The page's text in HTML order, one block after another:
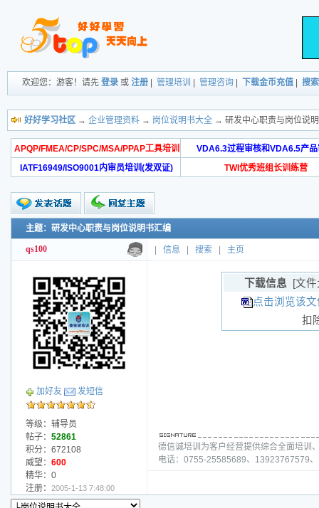
欢迎您：游客！请先 登录 或 注册 管理培训 管理咨询 下载金币充值 搜索
好好学习社区 → 企业管理资料 → 岗位说明书大全 → 研发中心职责与岗位说
APQP/FMEA/CP/SPC/MSA/PPAP工具培训
VDA6.3过程审核和VDA6.5产品
IATF16949/ISO9001内审员培训(发双证)
TWI优秀班组长训练营
主题：研发中心职责与岗位说明书汇编
qs100 信息 搜索 主页
加好友 发短信
等级：辅导员
帖子： 52861
积分：672108
威望： 600
精华：0
注册： 2005-1-13 7:48:00
下载信息 [文件
点击浏览该
扣
德信诚培训为客户经营提供综合全面培训
电话：0755-25585689、13923767579